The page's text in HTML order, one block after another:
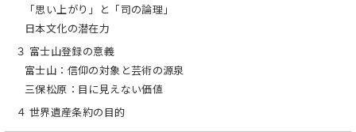
「思い上がり」と「司の論理」
日本文化の潜在力
３ 富士山登録の意義
富士山：信仰の対象と芸術の源泉
三保松原：目に見えない価値
４ 世界遺産条約の目的